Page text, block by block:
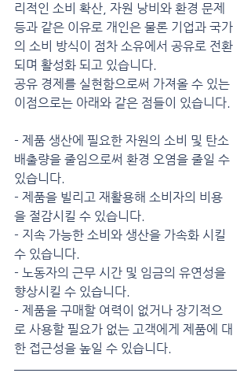
리적인 소비 확산, 자원 낭비와 환경 문제
등과 같은 이유로 개인은 물론 기업과 국가
의 소비 방식이 점차 소유에서 공유로 전환
되며 활성화 되고 있습니다.
공유 경제를 실현함으로써 가져올 수 있는
이점으로는 아래와 같은 점들이 있습니다.
- 제품 생산에 필요한 자원의 소비 및 탄소
배출량을 줄임으로써 환경 오염을 줄일 수
있습니다.
- 제품을 빌리고 재활용해 소비자의 비용
을 절감시킬 수 있습니다.
- 지속 가능한 소비와 생산을 가속화 시킬
수 있습니다.
- 노동자의 근무 시간 및 임금의 유연성을
향상시킬 수 있습니다.
- 제품을 구매할 여력이 없거나 장기적으
로 사용할 필요가 없는 고객에게 제품에 대
한 접근성을 높일 수 있습니다.